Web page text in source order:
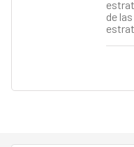
de